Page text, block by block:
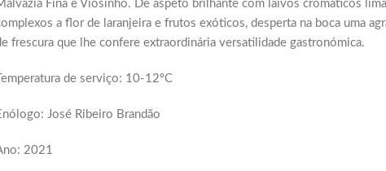
Fina e Viosinho. De aspeto brilhante com laivos cromáticos
a flor de laranjeira e frutos exóticos, desperta na boca uma
frescura que lhe confere extraordinária versatilidade gastronómica.
Temperatura de serviço: 10-12ºC
José Ribeiro Brandão
2021